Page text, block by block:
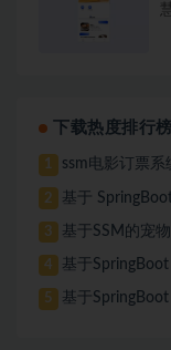
下载热度排行榜
1 ssm电影订票系
2 基于
3 基于SSM的宠
4 基于
5 基于